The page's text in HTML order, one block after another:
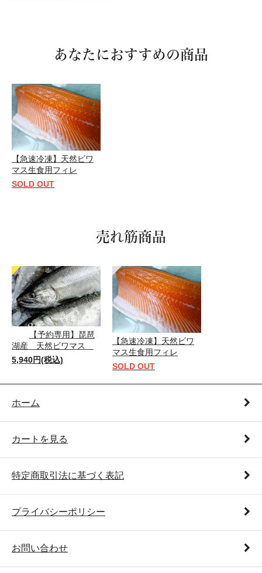
あなたにおすすめの商品
【急速冷凍】天然ビワ
マス生食用フィレ
SOLD OUT
売れ筋商品
【予約専用】琵琶
湖産 天然ビワマス
5,940円(税込)
【急速冷凍】天然ビワ
マス生食用フィレ
SOLD OUT
ホーム
カートを見る
特定商取引法に基づく表記
プライバシーポリシー
お問い合わせ